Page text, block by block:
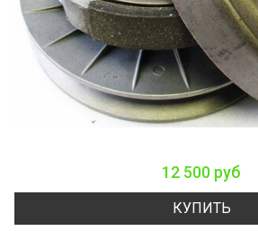
12 500 руб
КУПИТЬ